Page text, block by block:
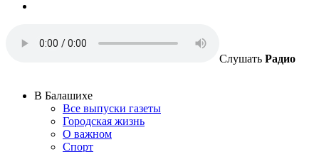
Слушать Радио
В Балашихе
Все выпуски газеты
Городская жизнь
О важном
Спорт